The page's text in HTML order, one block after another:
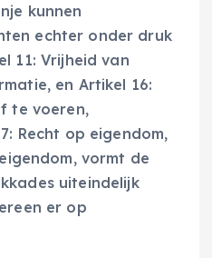
kunnen
echter onder druk
11: Vrijheid van
en Artikel 16:
te voeren,
Recht op eigendom,
vormt de
uiteindelijk
er op